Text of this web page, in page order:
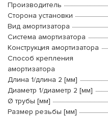
Производитель
Сторона установки
Вид амортизатора
Система амортизатора
Конструкция амортизатора
Способ крепления
амортизатора
Длина 1/длина 2 [мм]
Диаметр 1/диаметр 2 [мм]
Ø трубы [мм]
Размер резьбы [мм]